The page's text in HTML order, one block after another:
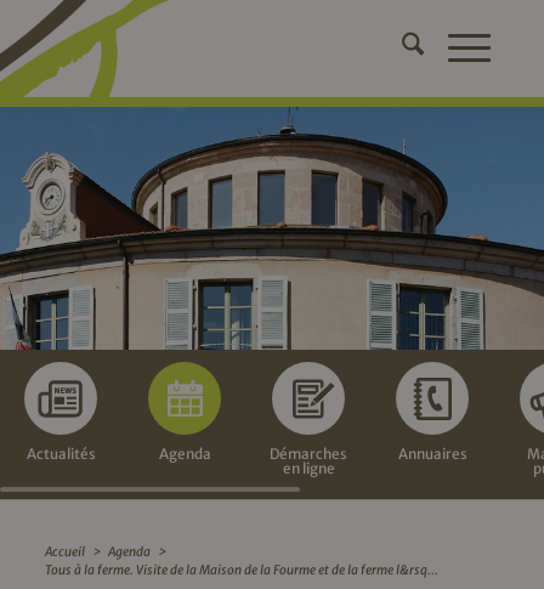
Actualités Agenda
Démarches
en ligne
Annuaires
Accueil > Agenda >
Tous à la ferme. Visite de la Maison de la Fourme et de la ferme l&rsq...